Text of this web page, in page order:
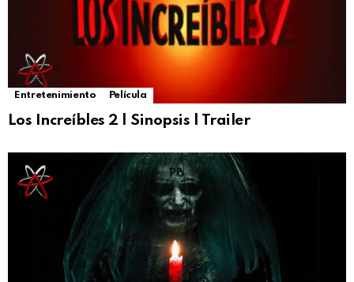
Entretenimiento Película
Los Increíbles 2 | Sinopsis | Trailer